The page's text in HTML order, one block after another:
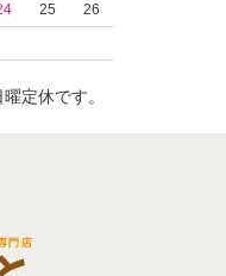
25
26
定休です。